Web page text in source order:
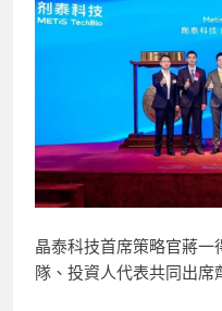
晶泰科技首席策略官蔣一
隊、投資人代表共同出席